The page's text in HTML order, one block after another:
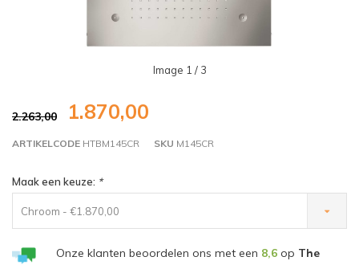
Image 1 / 3
2.263,00 1.870,00
ARTIKELCODE HTBM145CR SKU M145CR
Maak een keuze: *
Chroom - €1.870,00
Onze klanten beoordelen ons met een 8,6op The